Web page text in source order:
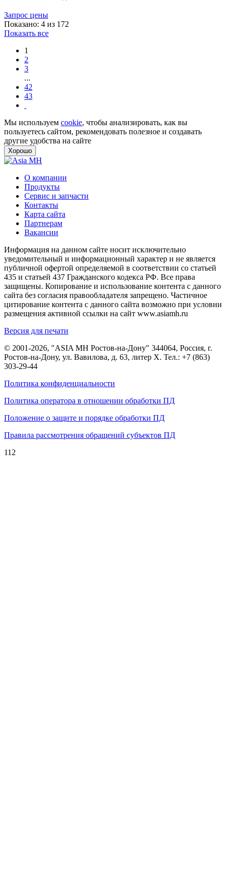
Запрос цены
Показано: 4 из 172
Показать все
1
2
3
...
42
43
Мы используем cookie, чтобы анализировать, как вы
пользуетесь сайтом, рекомендовать полезное и создавать
другие удобства на сайте
Хорошо
О компании
Продукты
Сервис и запчасти
Контакты
Карта сайта
Партнерам
Вакансии
Информация на данном сайте носит исключительно
уведомительный и информационный характер и не является
публичной офертой определяемой в соответствии со статьей
435 и статьей 437 Гражданского кодекса РФ. Все права
защищены. Копирование и использование контента с данного
сайта без согласия правообладателя запрещено. Частичное
цитирование контента с данного сайта возможно при условии
размещения активной ссылки на сайт www.asiamh.ru
Версия для печати
© 2001-2026, "ASIA MH Ростов-на-Дону" 344064, Россия, г.
Ростов-на-Дону, ул. Вавилова, д. 63, литер Х. Тел.: +7 (863)
303-29-44
Политика конфиденциальности
Политика оператора в отношении обработки ПД
Положение о защите и порядке обработки ПД
Правила рассмотрения обращений субъектов ПД
112